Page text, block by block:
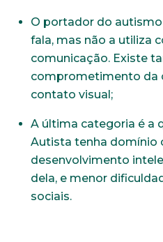
O portador do
fala, mas não a utiliza
comunicação. Existe
comprometimento da
contato visual;
A última categoria é a
Autista tenha domínio
desenvolvimento
dela, e menor
sociais.